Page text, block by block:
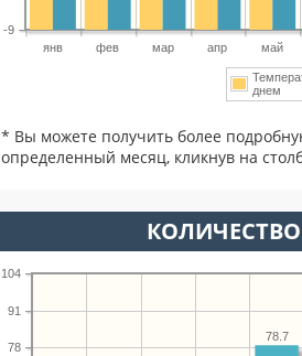
янв фев мар апр май
-9
днем
* Вы можете получить более
определенный месяц, кликнув на
78
91
104
78.7